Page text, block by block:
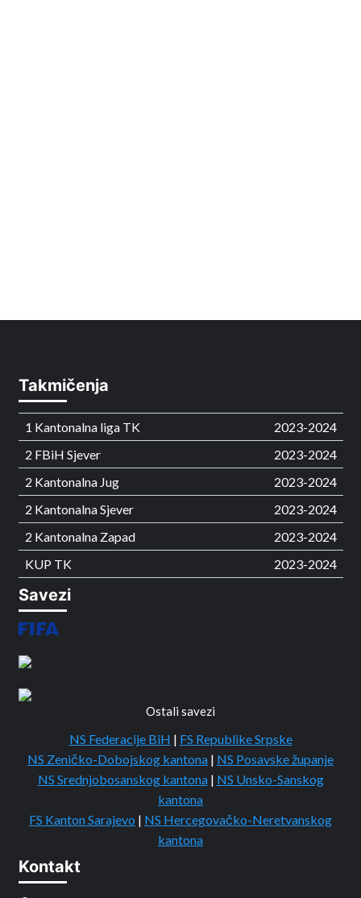
Takmičenja
1 Kantonalna liga TK
2023-2024
2 FBiH Sjever
2023-2024
2 Kantonalna Jug
2023-2024
2 Kantonalna Sjever
2023-2024
2 Kantonalna Zapad
2023-2024
KUP TK
2023-2024
Savezi
Ostali savezi
NS Federacije BiH | FS Republike Srpske
NS Zeničko-Dobojskog kantona | NS Posavske županje
NS Srednjobosanskog kantona | NS Unsko-Sanskog
kantona
FS Kanton Sarajevo | NS Hercegovačko-Neretvanskog
kantona
Kontakt